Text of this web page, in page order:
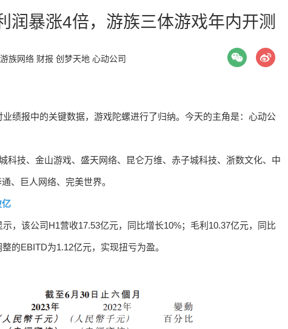
润暴涨4倍，游族三体游戏年内开测
游族网络 财报 创梦天地 心动公司
绩报中的关键数据，游戏陀螺进行了归纳。今天的主角是：心动公
科技、金山游戏、盛天网络、昆仑万维、赤子城科技、浙数文化、中
、巨人网络、完美世界。
亿
，该公司H1营收17.53亿元，同比增长10%；毛利10.37亿元，同比
的EBITD为1.12亿元，实现扭亏为盈。